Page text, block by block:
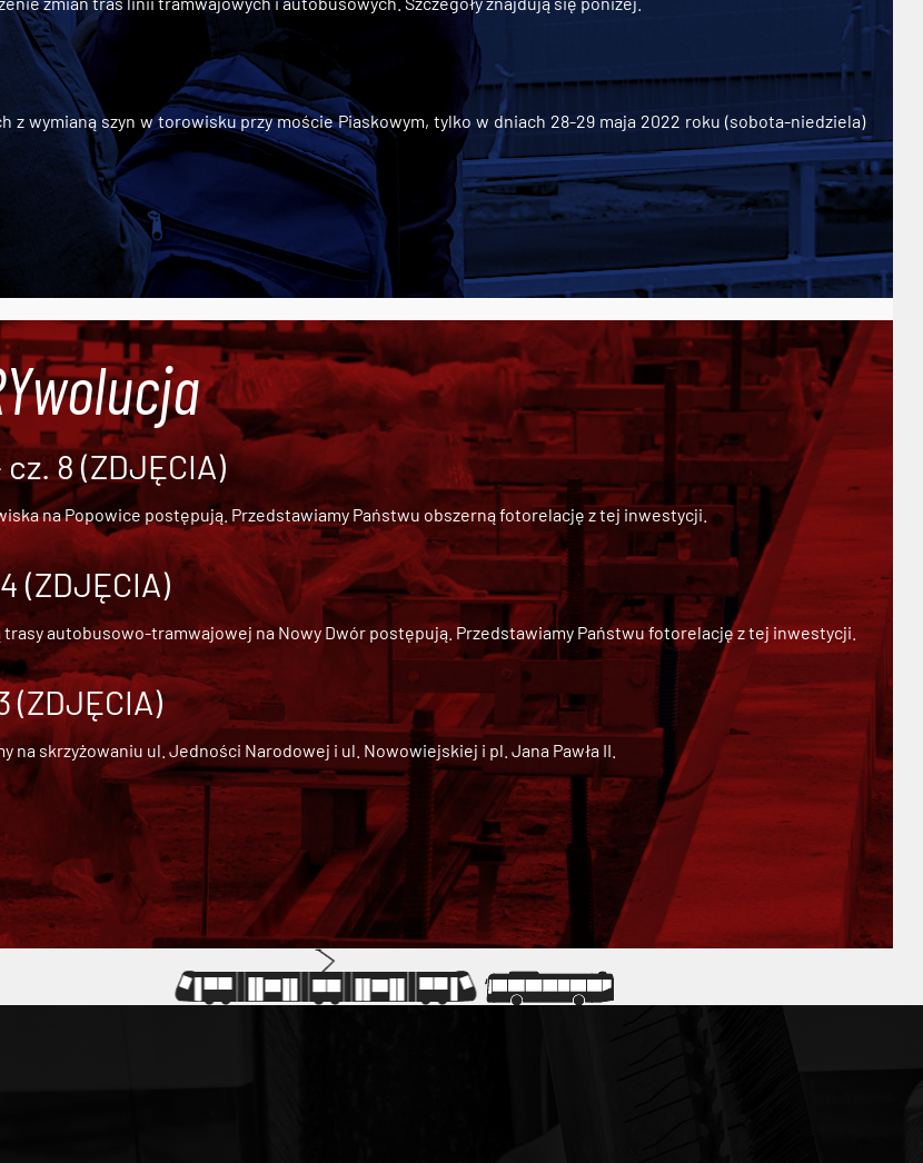
z wymianą szyn w torowisku przy moście Piaskowym, tylko w dniach 28-29 maja 2022 roku (sobota-niedziela)
8 (ZDJĘCIA)
na Popowice postępują. Przedstawiamy Państwu obszerną fotorelację z tej inwestycji.
(ZDJĘCIA)
trasy autobusowo-tramwajowej na Nowy Dwórpostępują. Przedstawiamy Państwu fotorelację z tej inwestycji.
skrzyżowaniu ul. Jedności Narodowej i ul. Nowowiejskiej i pl. Jana Pawła II.